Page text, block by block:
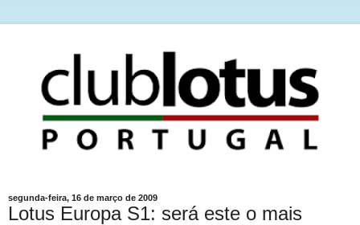
segunda-feira, 16 de março de 2009
Lotus Europa S1: será este o mais